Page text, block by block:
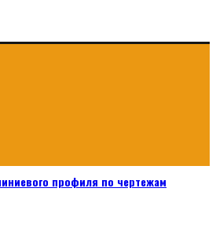
профиля по чертежам